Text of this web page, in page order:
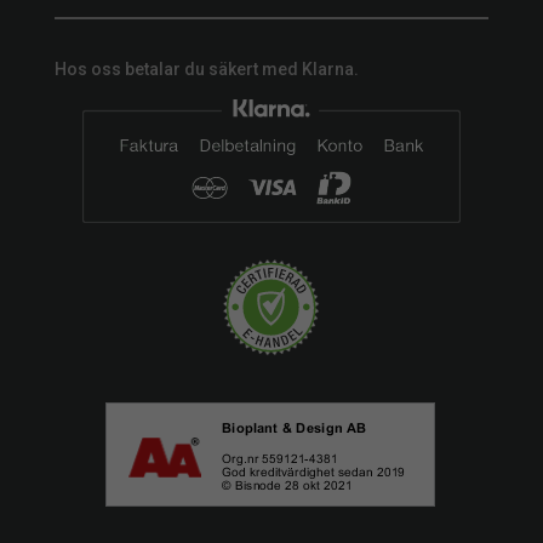
Hos oss betalar du säkert med Klarna.